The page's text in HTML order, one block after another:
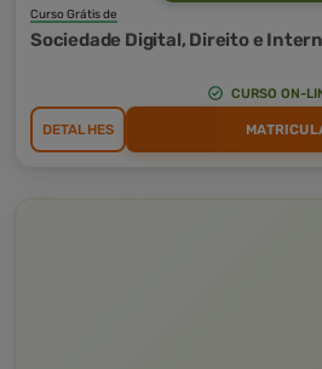
Curso Grátis de
Sociedade Digital, Direito e
CURSO ON-
DETALHES